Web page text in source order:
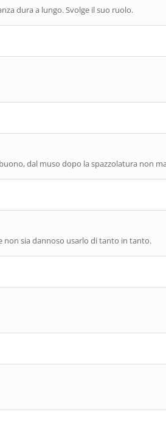
dura a lungo. Svolge il suo ruolo.
dal muso dopo la spazzolatura non
non sia dannoso usarlo di tanto in tanto.